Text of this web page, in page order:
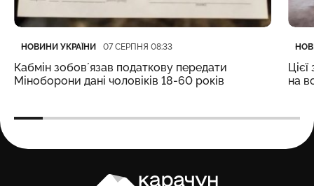
Категорія
НОВИНИ УКРАЇНИ
Дата публікації 07 СЕРПНЯ 08:33
Кабмін зобовʼязав податкову передати
Міноборони дані чоловіків 18-60 років
на
Карачун